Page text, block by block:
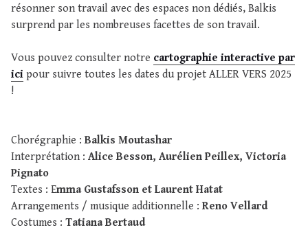
résonner son travail avec des espaces non dédiés, Balkis
surprend par les nombreuses facettes de son travail.
Vous pouvez consulter notre cartographie interactive par
ici pour suivre toutes les dates du projet ALLER VERS 2025
!
Chorégraphie : Balkis Moutashar
Interprétation : Alice Besson, Aurélien Peillex, Victoria
Pignato
Textes : Emma Gustafsson et Laurent Hatat
Arrangements / musique additionnelle : Reno Vellard
Costumes : Tatiana Bertaud